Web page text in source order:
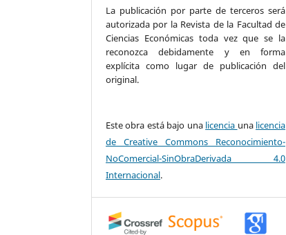
La publicación por parte de terceros será
autorizada por la Revista de la Facultad de
Ciencias Económicas toda vez que se la
reconozca debidamente y en forma
explícita como lugar de publicación del
original.
Este obra está bajo una licencia una licencia
de Creative Commons Reconocimiento-
NoComercial-SinObraDerivada 4.0
Internacional.